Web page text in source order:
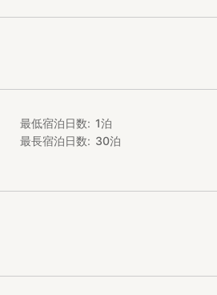
最低宿泊日数 1泊
最長宿泊日数
30泊